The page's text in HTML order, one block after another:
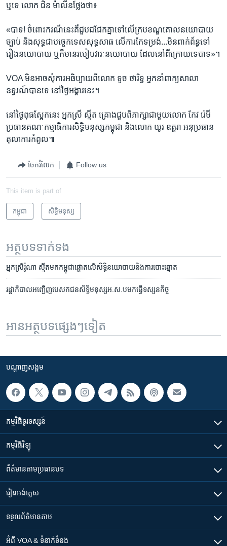
ឬទេ​ ​លោក​ ជិន ម៉ាលីន​ថ្លែង​ថា៖​
«បាទ! ​ចំពោះ​ករណី​នេះ​គឺ​ជួប​ជជែក​គ្នា​ទៅ​លើ​ក្រប​ខណ្ឌ​គោល​នយោបាយ
ច្បាប់​ និង​សុទ្ធជា​បច្ចេក​ទេស​សុទ្ធ​សាធ​ លើ​ការ​កែ​ទម្រង់​...មិន​ពាក់​ព័ន្ធ​ទៅ
រឿង​នយោបាយ​ ឬ​ក៏​មាន​របៀប​វារៈ​នយោបាយ​ ដែល​នៅ​ពី​ក្រោយទេ​បាទ»។​
VOA​ មិន​អាច​សុំការ​អធិប្បាយ​ពី​លោក​ ទូច ថារិទ្ធ​ អ្នក​នាំពាក្យ​សាលា​
ឧទ្ធរណ៍​បាន​ទេ​ នៅ​ថ្ងៃ​អង្គារ​នេះ។​
នៅ​ថ្ងៃ​ពុធស្អែក​នេះ​ អ្នកស្រី​ ស្មីត​ គ្រោង​ជួប​ពិភាក្សា​ជាមួយ​លោក​ កែវ រ៉េមី
ប្រធាន​គណៈ​កម្មា​ធិ​ការ​សិទ្ធិ​មនុស្ស​កម្ពុជា​ និង​លោក​ យូរ ឧត្តរា​ អនុ​ប្រធាន​
តុលាការ​កំពូល៕
ចែករំលែក Follow us
This item is part of
កម្ពុជា សិទ្ធិ​មនុស្ស
អត្ថបទ​ទាក់ទង
អ្នកស្រី​រ៉ូណា ស្មីត​មក​កម្ពុជា​ផ្តោត​លើ​សិទ្ធិនយោបាយ​និង​ការបោះឆ្នោត​
រដ្ឋាភិបាល​អញ្ជើញ​បេសកជន​សិទ្ធិ​មនុស្ស​អ.ស.ប​​មក​ធ្វើ​ទស្សនកិច្ច​​
អានអត្ថបទផ្សេងៗទៀត
បណ្តាញ​សង្គម
កម្មវិធី​ទូរទស្សន៍
កម្មវិធី​វិទ្យុ
ព័ត៌មាន​តាមប្រធានបទ​
រៀន​​អង់គ្លេស
ទទួល​ព័ត៌មាន​តាម
អំពី​ VOA & ទំនាក់ទំនង